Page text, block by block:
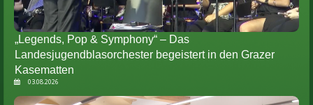
„Legends, Pop & Symphony“ – Das
Landesjugendblasorchester begeistert in den Grazer
Kasematten
03.08.2026